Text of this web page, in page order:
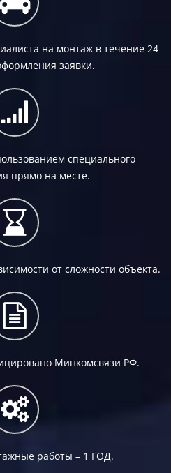
на монтаж в течение 24
заявки.
специального
прямо на месте.
от сложности объекта.
Минкомсвязи РФ.
работы – 1 ГОД.